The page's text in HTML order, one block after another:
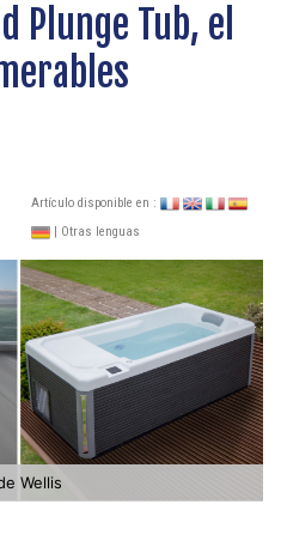
Plunge Tub, el
Artículo disponible en :
| Otras lenguas
Wellis